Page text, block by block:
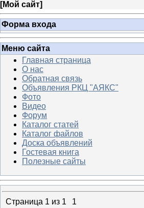
[Мой сайт]
Форма входа
Меню сайта
Главная страница
О нас
Обратная связь
Объявления РКЦ "АЯКС"
Фото
Видео
Форум
Каталог статей
Каталог файлов
Доска объявлений
Гостевая книга
Полезные сайты
Страница 1 из 1
1